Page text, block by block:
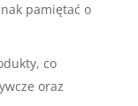
pamiętać o
co
oraz